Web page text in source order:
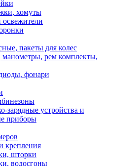
хомуты
пакеты для колес
рем комплекты,
фонари
зарядные устройства и
приборы
крепления
шторки
водосгоны